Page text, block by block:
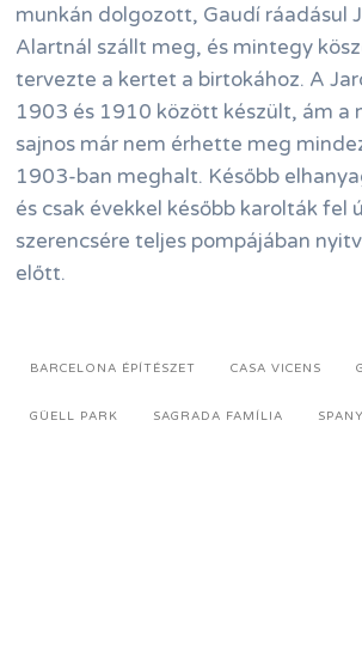
munkán dolgozott, Gaudí ráadásul
Alartnál szállt meg, és mintegy
tervezte a kertet a birtokához. A
1903 és 1910 között készült, ám a
sajnos már nem érhette meg
1903-ban meghalt. Később
és csak évekkel később karolták fel
szerencsére teljes pompájában
előtt.
BARCELONA ÉPÍTÉSZET CASA VICENS
GÜELL PARK SAGRADA FAMÍLIA